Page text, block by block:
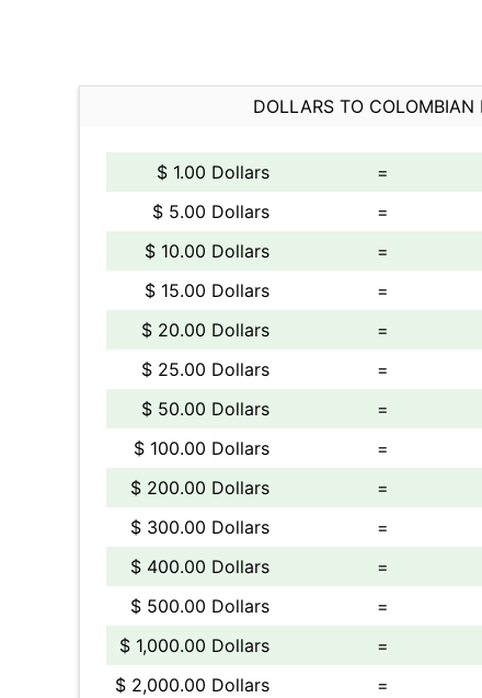
DOLLARS TO COLOMBIAN
$ 1.00 Dollars =
$ 5.00 Dollars
=
$ 10.00 Dollars
=
$ 15.00 Dollars
=
$ 20.00 Dollars
=
$ 25.00 Dollars
=
$ 50.00 Dollars
=
$ 100.00 Dollars
=
$ 200.00 Dollars
=
$ 300.00 Dollars
=
$ 400.00 Dollars
=
$ 500.00 Dollars
=
$ 1,000.00 Dollars
=
$ 2,000.00 Dollars
=